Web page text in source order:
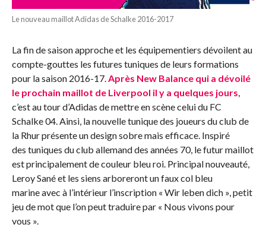
Le nouveau maillot Adidas de Schalke 2016-2017
La fin de saison approche et les équipementiers dévoilent au
compte-gouttes les futures tuniques de leurs formations
pour la saison 2016-17. Après New Balance qui a dévoilé
le prochain maillot de Liverpool il y a quelques jours
c’est au tour d’Adidas de mettre en scène celui du FC
Schalke 04. Ainsi, la nouvelle tunique des joueurs du club de
la Rhur présente un design sobre mais efficace. Inspiré
des tuniques du club allemand des années 70, le futur maillot
est principalement de couleur bleu roi. Principal nouveauté,
Leroy Sané et les siens arboreront un faux col bleu
marine avec à l’intérieur l’inscription « Wir leben dich », petit
jeu de mot que l’on peut traduire par « Nous vivons pour
vous ».